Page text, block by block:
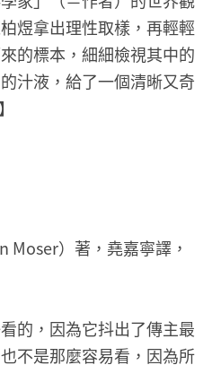
煜拿出理性取樣，再輕輕
的標本，細細檢視其中的
汁液，給了一個清晰又奇
】
）著，堯嘉寧譯，
的，因為它抖出了傳主最
不是那麼容易看，因為所